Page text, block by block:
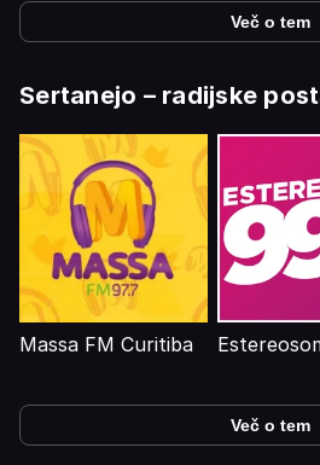
Več o tem
Sertanejo – radijske
Massa FM Curitiba
Več o tem